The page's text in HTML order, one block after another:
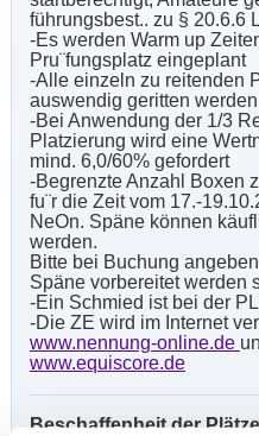
führungsbest.. zu § 20.6.6
-Es werden Warm up
Pru¨fungsplatz eingeplant
-Alle einzeln zu reitenden
auswendig geritten werden
-Bei Anwendung der 1/3
Platzierung wird eine
mind. 6,0/60% gefordert
-Begrenzte Anzahl Boxen
fu¨r die Zeit vom 17.-
NeOn. Späne können
werden.
Bitte bei Buchung
Späne vorbereitet werden
-Ein Schmied ist bei der
-Die ZE wird im Internet
www.nennung-online.de
www.equiscore.de
Beschaffenheit der